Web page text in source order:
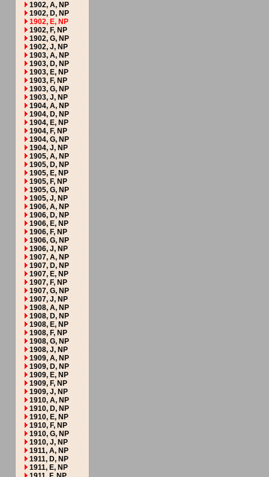
1902, A, NP
1902, D, NP
1902, E, NP
1902, F, NP
1902, G, NP
1902, J, NP
1903, A, NP
1903, D, NP
1903, E, NP
1903, F, NP
1903, G, NP
1903, J, NP
1904, A, NP
1904, D, NP
1904, E, NP
1904, F, NP
1904, G, NP
1904, J, NP
1905, A, NP
1905, D, NP
1905, E, NP
1905, F, NP
1905, G, NP
1905, J, NP
1906, A, NP
1906, D, NP
1906, E, NP
1906, F, NP
1906, G, NP
1906, J, NP
1907, A, NP
1907, D, NP
1907, E, NP
1907, F, NP
1907, G, NP
1907, J, NP
1908, A, NP
1908, D, NP
1908, E, NP
1908, F, NP
1908, G, NP
1908, J, NP
1909, A, NP
1909, D, NP
1909, E, NP
1909, F, NP
1909, J, NP
1910, A, NP
1910, D, NP
1910, E, NP
1910, F, NP
1910, G, NP
1910, J, NP
1911, A, NP
1911, D, NP
1911, E, NP